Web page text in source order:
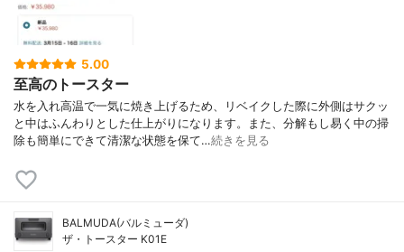
5.00
至高のトースター
水を入れ高温で一気に焼き上げるため、リベイクした際に外側はサクッ
と中はふんわりとした仕上がりになります。また、分解もし易く中の掃
除も簡単にできて清潔な状態を保て…続きを見る
BALMUDA(バルミューダ)
ザ・トースター K01E